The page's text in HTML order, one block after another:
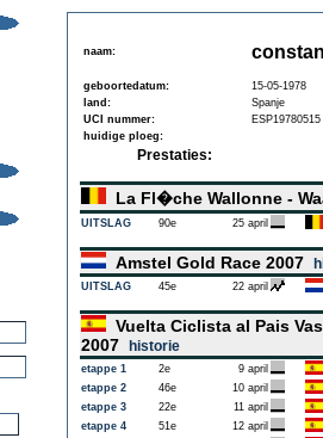
naam:
geboortedatum:
15-05-1978
land:
Spanje
UCI nummer:
ESP19780515
huidige ploeg:
Prestaties:
La Fl�che Wallonne -
UITSLAG 90e 25 april
Amstel Gold Race 2007
UITSLAG 45e 22 april
Vuelta Ciclista al Pais
2007
historie
etappe 1 2e 9 april
etappe 2
46e 10 april
etappe 3
22e 11 april
etappe 4
51e 12 april